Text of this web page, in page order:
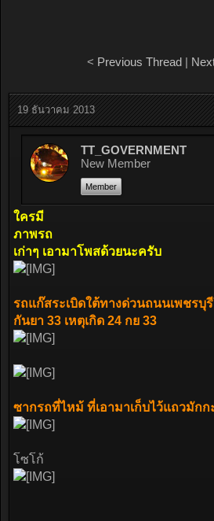
< Previous Thread|
19 ธันวาคม 2013
TT_GOVERNMENT
New Member
Member
ใครมี
ภาพรถ
เก่าๆ เอามาโพสด้วยนะครับ
รถแก๊สระเบิดใต้ทางด่วนถนนเพชรบุ
กันยา 33 เหตุเกิด 24 กย 33
ซากรถที่ไหม้ ที่เอามาเก็บไว้แถวมักก
โซโก้